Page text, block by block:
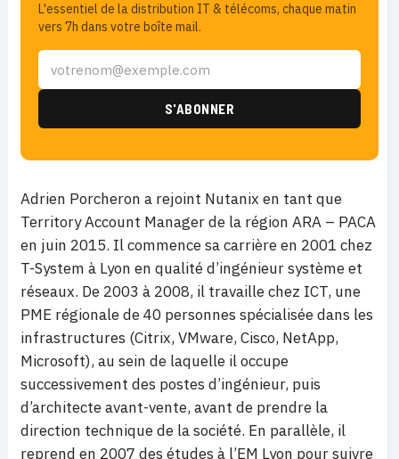
L'essentiel de la distribution IT & télécoms, chaque matin
vers 7h dans votre boîte mail.
Adrien Porcheron a rejoint Nutanix en tant que
Territory Account Manager de la région ARA – PACA
en juin 2015. Il commence sa carrière en 2001 chez
T-System à Lyon en qualité d’ingénieur système et
réseaux. De 2003 à 2008, il travaille chez ICT, une
PME régionale de 40 personnes spécialisée dans les
infrastructures (Citrix, VMware, Cisco, NetApp,
Microsoft), au sein de laquelle il occupe
successivement des postes d’ingénieur, puis
d’architecte avant-vente, avant de prendre la
direction technique de la société. En parallèle, il
reprend en 2007 des études à l’EM Lyon pour suivre